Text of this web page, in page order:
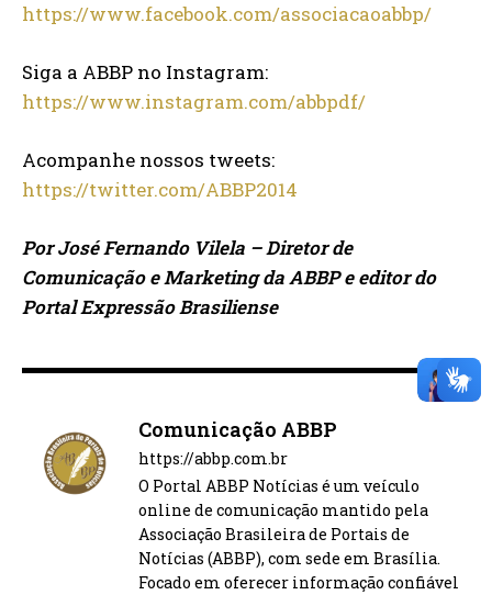
https://www.facebook.com/associacaoabbp/
Siga a ABBP no Instagram:
https://www.instagram.com/abbpdf/
Acompanhe nossos tweets:
https://twitter.com/ABBP2014
Por José Fernando Vilela – Diretor de
Comunicação e Marketing da ABBP e editor do
Portal Expressão Brasiliense
Comunicação ABBP
https://abbp.com.br
O Portal ABBP Notícias é um veículo
online de comunicação mantido pela
Associação Brasileira de Portais de
Notícias (ABBP), com sede em Brasília.
Focado em oferecer informação confiável